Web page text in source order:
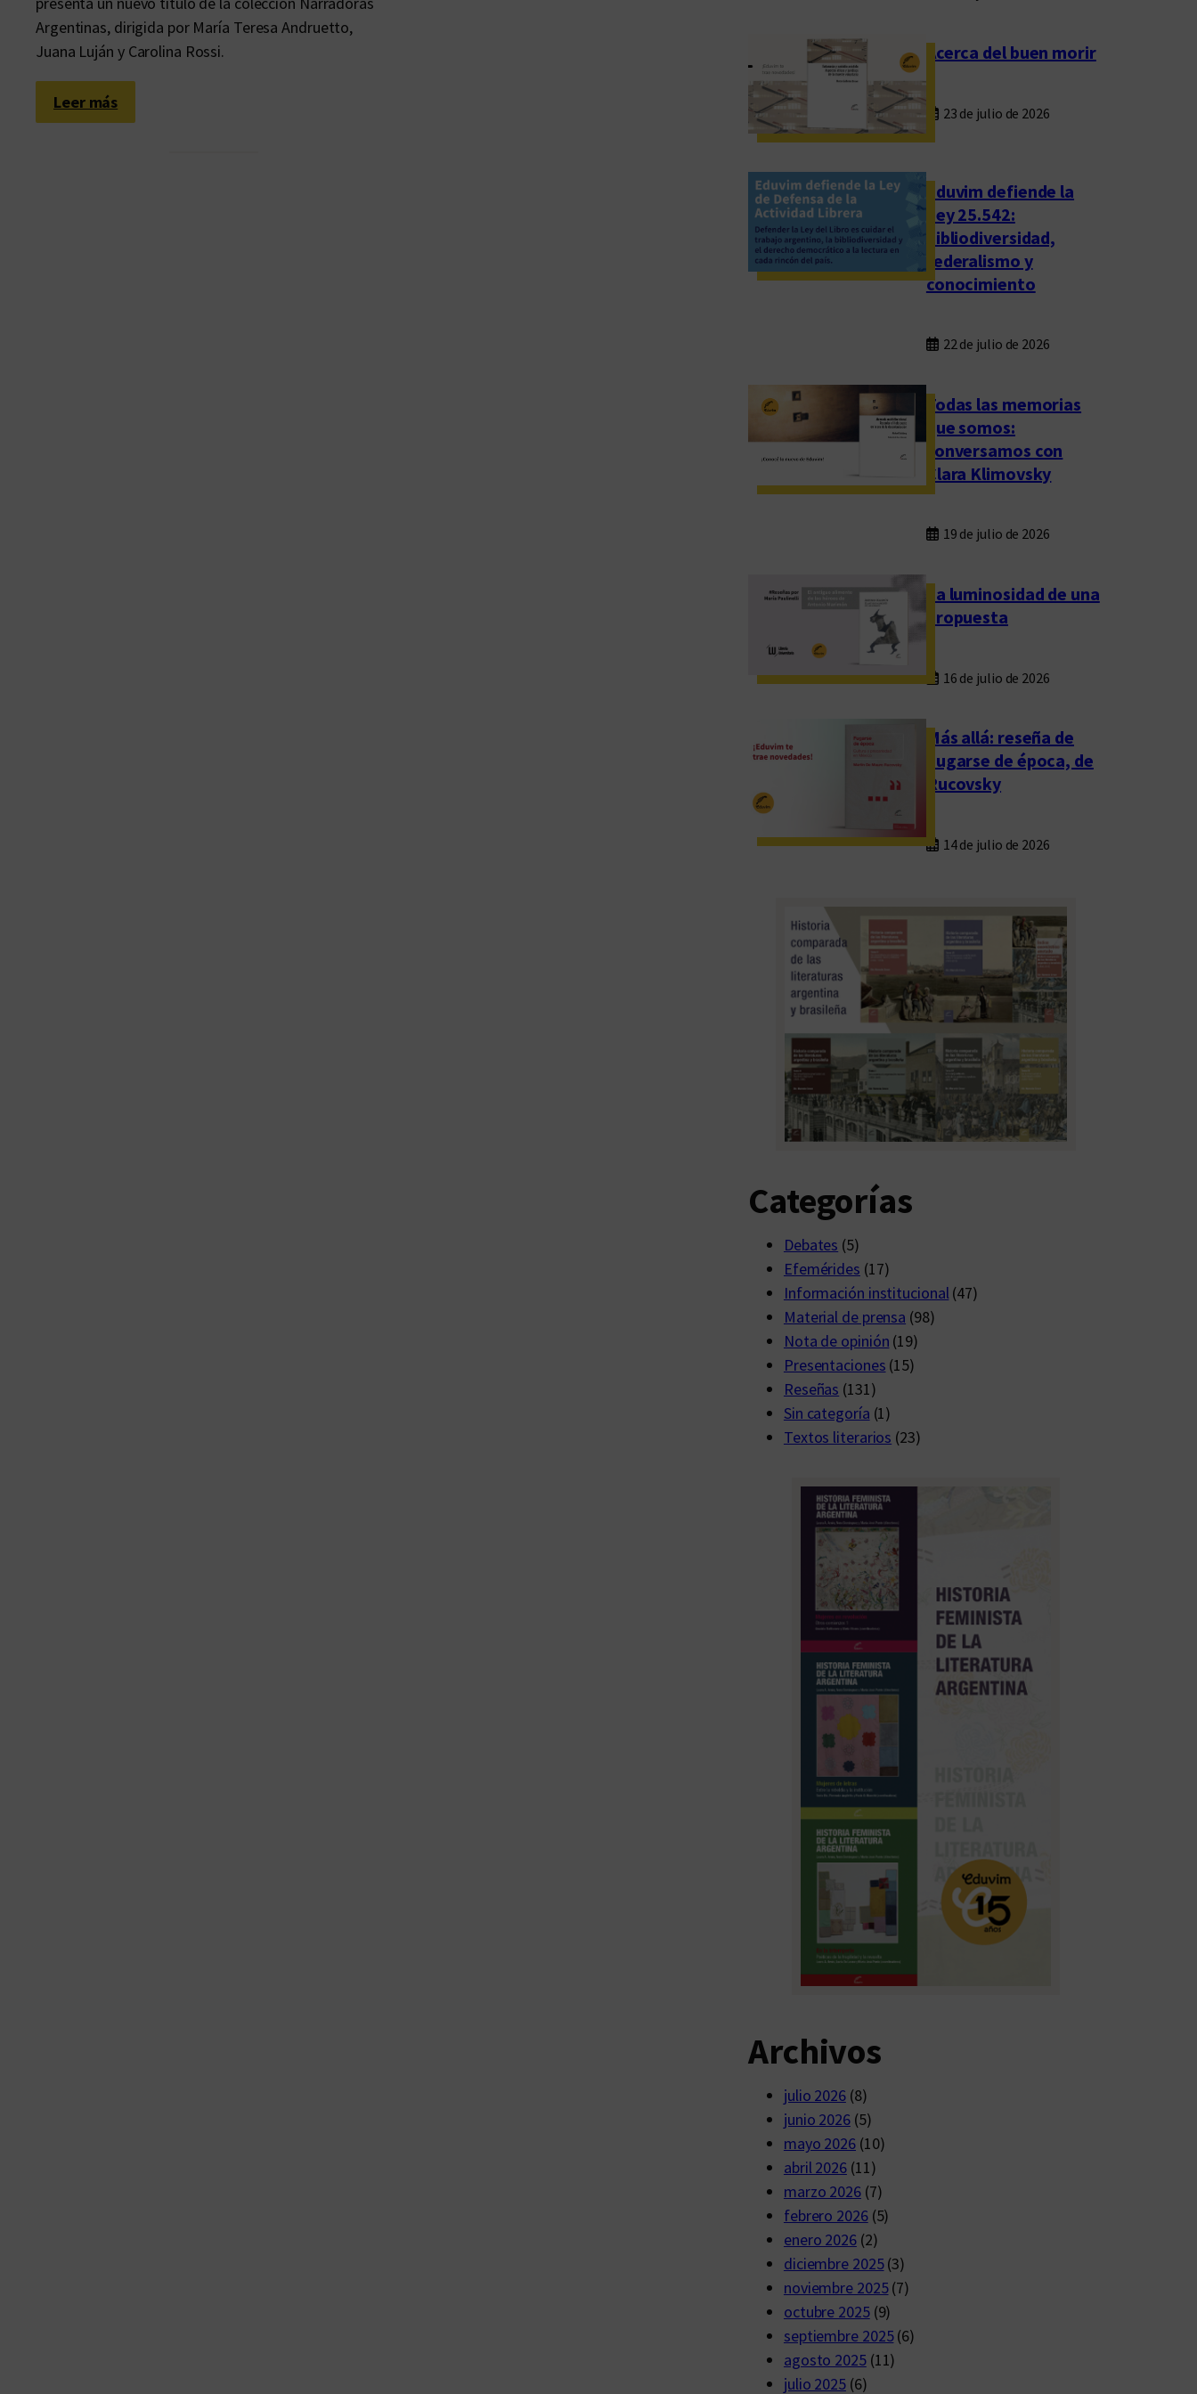
Argentinas, dirigida por María Teresa Andruetto,
Juana Luján y Carolina Rossi.
Leer más:
M
Acerca del buen morir
23 de julio de 2026
Eduvim defiende la
Ley 25.542:
bibliodiversidad,
federalismo y
conocimiento
22 de julio de 2026
Todas las memorias
que somos:
conversamos con
Clara Klimovsky
19 de julio de 2026
La luminosidad de una
propuesta
16 de julio de 2026
Más allá: reseña de
Fugarse de época, de
Rucovsky
14 de julio de 2026
Categorías
Debates (5)
Efemérides (17)
Información institucional(47)
Material de prensa (98)
Nota de opinión (19)
Presentaciones (15)
Reseñas (131)
Sin categoría (1)
Textos literarios (23)
Archivos
julio 2026(8)
junio 2026(5)
mayo 2026 (10)
abril 2026(11)
marzo 2026(7)
febrero 2026(5)
enero 2026(2)
diciembre 2025(3)
noviembre 2025(7)
octubre 2025(9)
septiembre 2025(6)
agosto 2025(11)
julio 2025(6)